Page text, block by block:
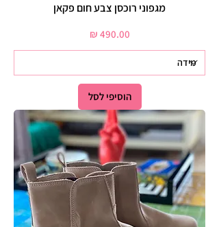
מגפוני רוכסן צבע חום פקאן
מחיר
הוסיפי לסל